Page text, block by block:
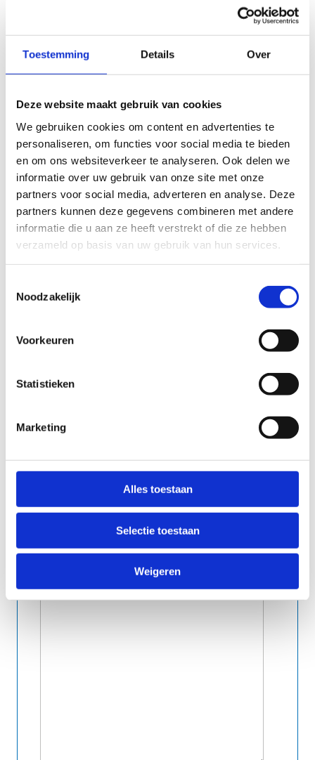
Toestemming Details Over
Deze website maakt gebruik van cookies
We gebruiken cookies om content en advertenties te
personaliseren, om functies voor social media te bieden
en om ons websiteverkeer te analyseren. Ook delen we
informatie over uw gebruik van onze site met onze
partners voor social media, adverteren en analyse. Deze
partners kunnen deze gegevens combineren met andere
informatie die u aan ze heeft verstrekt of die ze hebben
verzameld op basis van uw gebruik van hun services.
Noodzakelijk
Voorkeuren
Statistieken
Marketing
Alles toestaan
Selectie toestaan
Weigeren
Indien van toepassing
indien van toepassing
Eventuele opmerkingen